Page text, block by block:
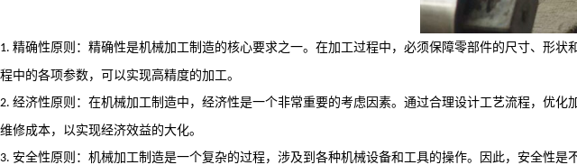
1. 精确性原则：精确性是机械加工制造的核心要求之一。在加工过程中，必须保障零部件的尺寸、形
程中的各项参数，可以实现高精度的加工。
2. 经济性原则：在机械加工制造中，经济性是一个非常重要的考虑因素。通过合理设计工艺流程，优
维修成本，以实现经济效益的大化。
3. 安全性原则：机械加工制造是一个复杂的过程，涉及到各种机械设备和工具的操作。因此，安全性